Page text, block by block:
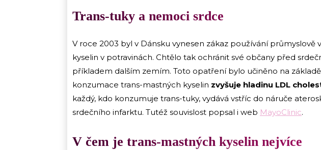
Trans-tuky a nemoci srdce
V roce 2003 byl v Dánsku vynesen zákaz používání průmyslově
kyselin v potravinách. Chtělo tak ochránit své občany před
příkladem dalším zemím. Toto opatření bylo učiněno na
konzumace trans-mastných kyselin zvyšuje hladinu LDL
každý, kdo konzumuje trans-tuky, vydává vstříc do náruče
srdečního infarktu. Tutéž souvislost popsal i web MayoClinic.
V čem je trans-mastných kyselin nejvíce